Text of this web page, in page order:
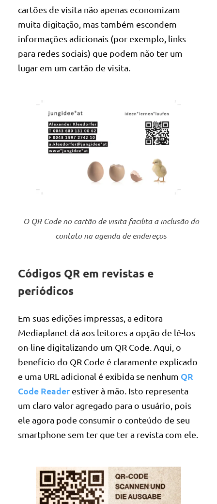
cartões de visita não apenas economizam
muita digitação, mas também escondem
informações adicionais (por exemplo, links
para redes sociais) que podem não ter um
lugar em um cartão de visita.
O QR Code no cartão de visita facilita a inclusão do
contato na agenda de endereços
Códigos QR em revistas e
periódicos
Em suas edições impressas, a editora
Mediaplanet dá aos leitores a opção de lê-los
on-line digitalizando um QR Code. Aqui, o
benefício do QR Code é claramente explicado
e uma URL adicional é exibida se nenhum QR
Code Reader estiver à mão. Isto representa
um claro valor agregado para o usuário, pois
ele agora pode consumir o conteúdo de seu
smartphone sem ter que ter a revista com ele.